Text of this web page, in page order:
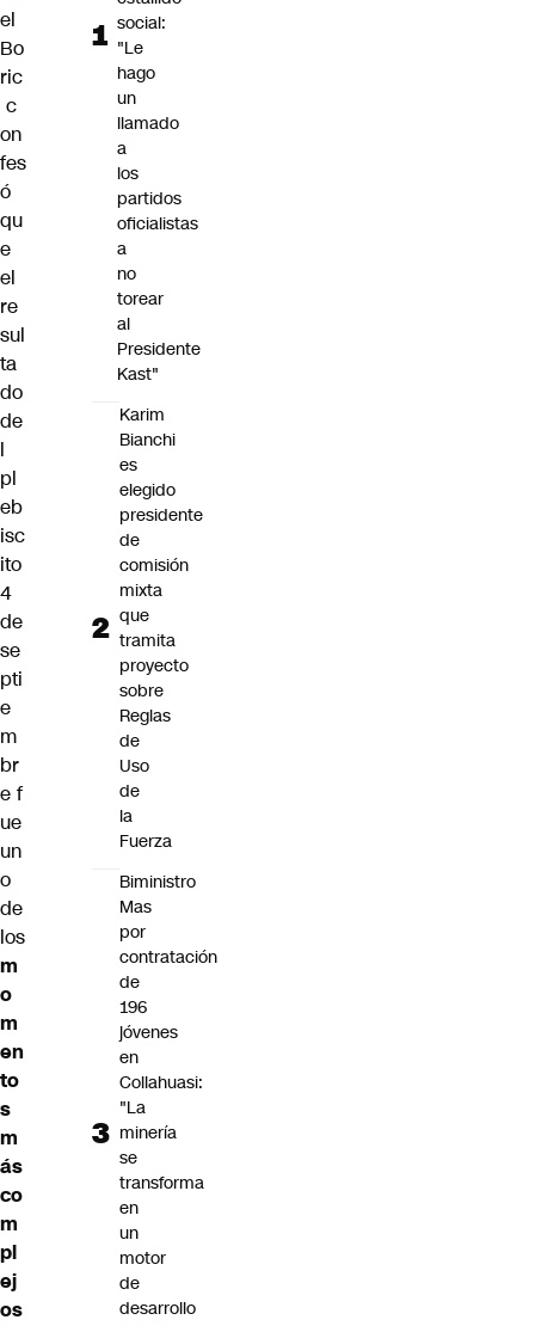
el
Bo
ric
c
on
fes
ó
qu
e
el
re
sul
ta
do
de
l
pl
eb
isc
ito
4
de
se
pti
e
m
br
e f
ue
un
o
de
los
m
o
m
en
to
s
m
ás
co
m
pl
ej
os
social:
"Le
hago
un
llamado
a
los
partidos
oficialistas
a
no
torear
al
Presidente
Kast"
Karim
Bianchi
es
elegido
presidente
de
comisión
mixta
que
tramita
proyecto
sobre
Reglas
de
Uso
de
la
Fuerza
Biministro
Mas
por
contratación
de
196
jóvenes
en
Collahuasi:
"La
minería
se
transforma
en
un
motor
de
desarrollo